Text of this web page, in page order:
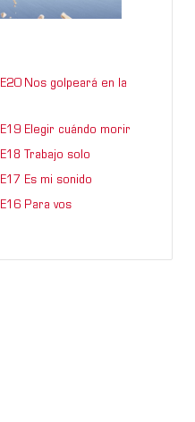
Nos golpeará en la
Elegir cuándo morir
Trabajo solo
Es mi sonido
Para vos